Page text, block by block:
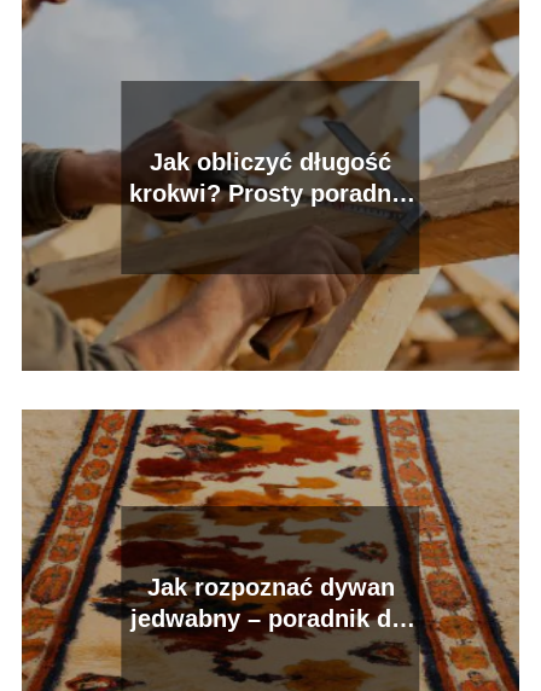
Jak obliczyć długość
krokwi? Prosty poradnik
krok po kroku
Jak rozpoznać dywan
jedwabny – poradnik dla
początkujących